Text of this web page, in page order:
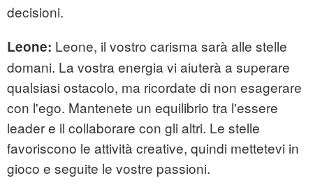
decisioni.
Leone: Leone, il vostro carisma sarà alle stelle
domani. La vostra energia vi aiuterà a superare
qualsiasi ostacolo, ma ricordate di non esagerare
con l'ego. Mantenete un equilibrio tra l'essere
leader e il collaborare con gli altri. Le stelle
favoriscono le attività creative, quindi mettetevi in
gioco e seguite le vostre passioni.